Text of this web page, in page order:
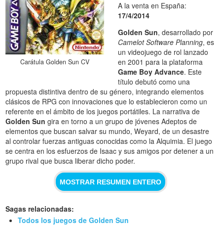
Carátula Golden Sun CV
A la venta en España:
17/4/2014
Golden Sun, desarrollado por
Camelot Software Planning, es
un videojuego de rol lanzado
en 2001 para la plataforma
Game Boy Advance. Este
título debutó como una
propuesta distintiva dentro de su género, integrando elementos
clásicos de RPG con innovaciones que lo establecieron como un
referente en el ámbito de los juegos portátiles. La narrativa de
Golden Sun gira en torno a un grupo de jóvenes Adeptos de
elementos que buscan salvar su mundo, Weyard, de un desastre
al controlar fuerzas antiguas conocidas como la Alquimia. El juego
se centra en los esfuerzos de Isaac y sus amigos por detener a un
grupo rival que busca liberar dicho poder.
MOSTRAR RESUMEN ENTERO
Sagas relacionadas:
Todos los juegos de Golden Sun